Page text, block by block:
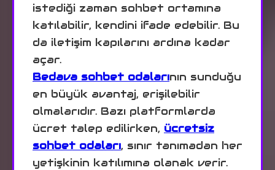
istediği zaman sohbet ortamına
katılabilir, kendini ifade edebilir. Bu
da iletişim kapılarını ardına kadar
açar.
Bedava sohbet odalarının sunduğu
en büyük avantaj, erişilebilir
olmalarıdır. Bazı platformlarda
ücret talep edilirken, ücretsiz
sohbet odaları, sınır tanımadan her
yetişkinin katılımına olanak verir.